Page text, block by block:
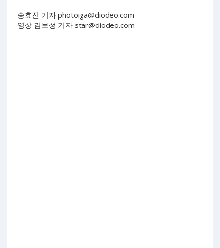
송효진 기자 photoiga@diodeo.com
영상 김보성 기자 star@diodeo.com